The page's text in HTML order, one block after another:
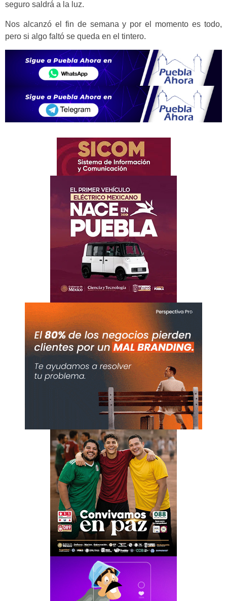
seguro saldrá a la luz.
Nos alcanzó el fin de semana y por el momento es todo,
pero si algo faltó se queda en el tintero.